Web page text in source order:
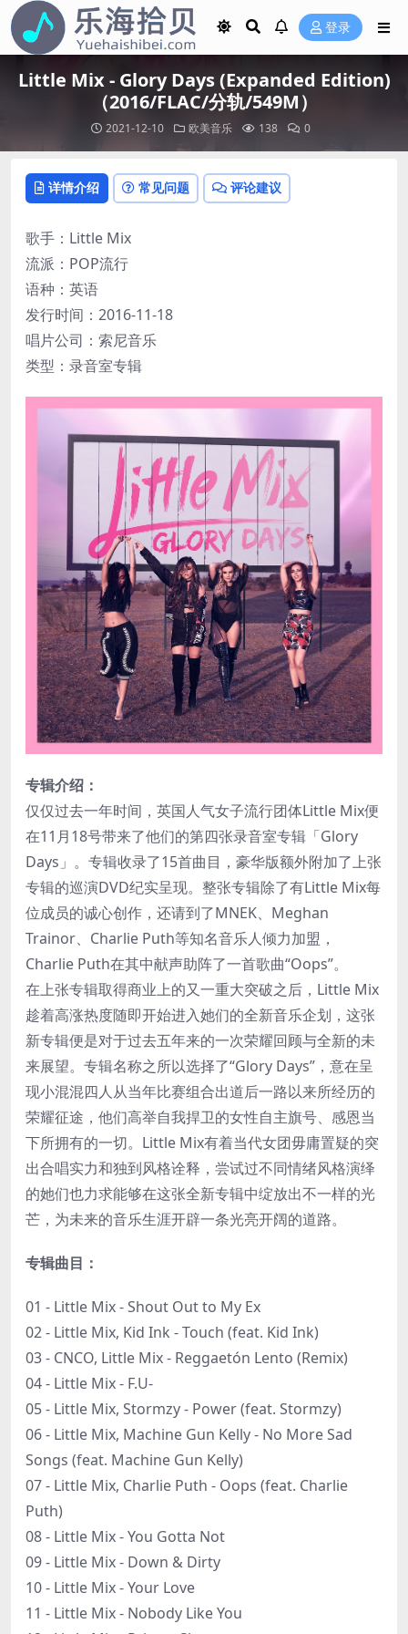
登录
Little Mix - Glory Days (Expanded Edition)
（2016/FLAC/分轨/549M）
2021-12-10 欧美音乐 138 0
详情介绍 常见问题 评论建议
歌手：Little Mix
流派：POP流行
语种：英语
发行时间：2016-11-18
唱片公司：索尼音乐
类型：录音室专辑
专辑介绍：
仅仅过去一年时间，英国人气女子流行团体Little Mix便
在11月18号带来了他们的第四张录音室专辑「Glory
Days」。专辑收录了15首曲目，豪华版额外附加了上张
专辑的巡演DVD纪实呈现。整张专辑除了有Little Mix每
位成员的诚心创作，还请到了MNEK、Meghan
Trainor、Charlie Puth等知名音乐人倾力加盟，
Charlie Puth在其中献声助阵了一首歌曲“Oops”。
在上张专辑取得商业上的又一重大突破之后，Little Mix
趁着高涨热度随即开始进入她们的全新音乐企划，这张
新专辑便是对于过去五年来的一次荣耀回顾与全新的未
来展望。专辑名称之所以选择了“Glory Days”，意在呈
现小混混四人从当年比赛组合出道后一路以来所经历的
荣耀征途，他们高举自我捍卫的女性自主旗号、感恩当
下所拥有的一切。Little Mix有着当代女团毋庸置疑的突
出合唱实力和独到风格诠释，尝试过不同情绪风格演绎
的她们也力求能够在这张全新专辑中绽放出不一样的光
芒，为未来的音乐生涯开辟一条光亮开阔的道路。
专辑曲目：
01 - Little Mix - Shout Out to My Ex
02 - Little Mix, Kid Ink - Touch (feat. Kid Ink)
03 - CNCO, Little Mix - Reggaetón Lento (Remix)
04 - Little Mix - F.U-
05 - Little Mix, Stormzy - Power (feat. Stormzy)
06 - Little Mix, Machine Gun Kelly - No More Sad
Songs (feat. Machine Gun Kelly)
07 - Little Mix, Charlie Puth - Oops (feat. Charlie
Puth)
08 - Little Mix - You Gotta Not
09 - Little Mix - Down & Dirty
10 - Little Mix - Your Love
11 - Little Mix - Nobody Like You